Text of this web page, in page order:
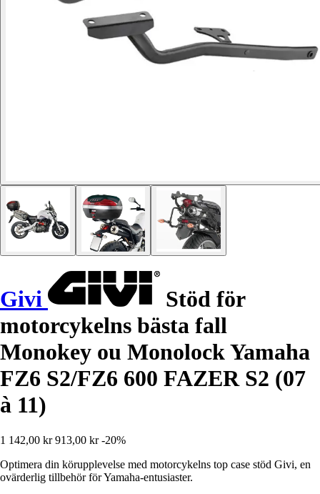
Givi
Stöd för
motorcykelns bästa fall
Monokey ou Monolock Yamaha
FZ6 S2/FZ6 600 FAZER S2 (07
à 11)
1 142,00 kr 913,00 kr -20%
Optimera din körupplevelse med motorcykelns top case stöd Givi, en
ovärderlig tillbehör för Yamaha-entusiaster.